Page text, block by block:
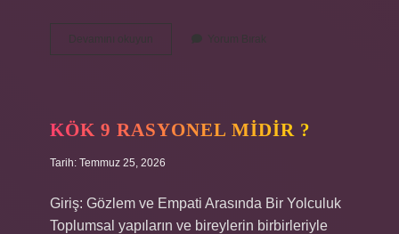
Devamını okuyun
Vatandaşlık
maaşı
Yorum Bırak
KÖK 9 RASYONEL MIDIR ?
Tarih: Temmuz 25, 2026
Giriş: Gözlem ve Empati Arasında Bir Yolculuk
Toplumsal yapıların ve bireylerin birbirleriyle